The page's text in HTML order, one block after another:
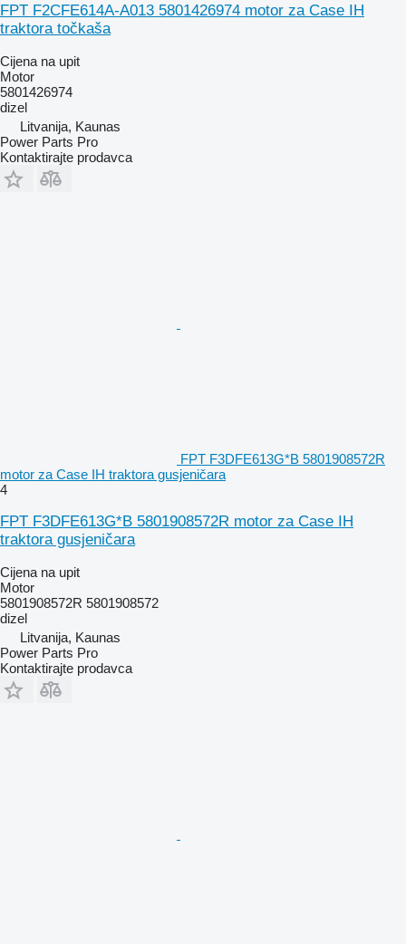
FPT F2CFE614A-A013 5801426974 motor za Case IH
traktora točkaša
Cijena na upit
Motor
5801426974
dizel
Litvanija, Kaunas
Power Parts Pro
Kontaktirajte prodavca
FPT F3DFE613G*B 5801908572R
motor za Case IH traktora gusjeničara
4
FPT F3DFE613G*B 5801908572R motor za Case IH
traktora gusjeničara
Cijena na upit
Motor
5801908572R 5801908572
dizel
Litvanija, Kaunas
Power Parts Pro
Kontaktirajte prodavca